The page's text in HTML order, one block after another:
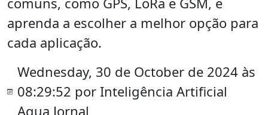
aprenda a escolher a melhor opção para
cada aplicação.
Wednesday, 30 de October de 2024 às
08:29:52 por Inteligência Artificial
Aqua Jornal